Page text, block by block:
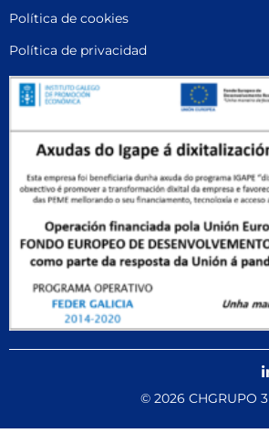
Política de cookies
Política de privacidad
© 2026 CHGRUPO 3